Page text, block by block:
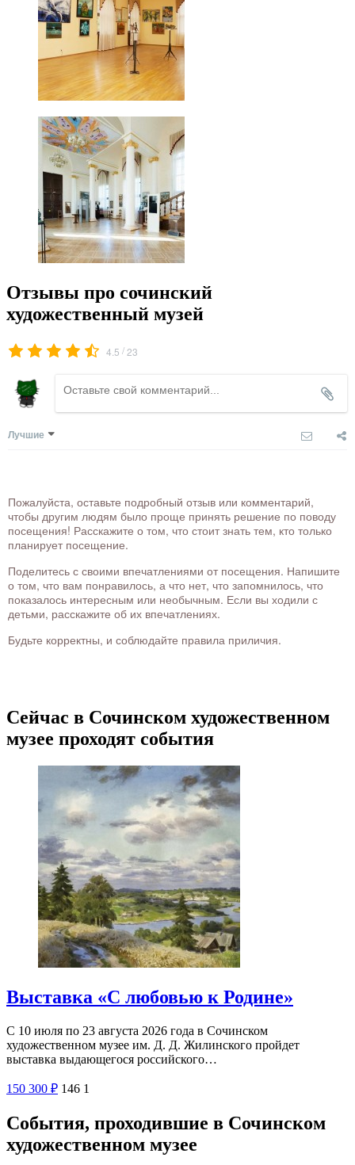
Отзывы про сочинский
художественный музей
4.5 /23
Лучшие
Пожалуйста, оставьте подробный отзыв или комментарий,
чтобы другим людям было проще принять решение по поводу
посещения! Расскажите о том, что стоит знать тем, кто только
планирует посещение.
Поделитесь с своими впечатлениями от посещения. Напишите
о том, что вам понравилось, а что нет, что запомнилось, что
показалось интересным или необычным. Если вы ходили с
детьми, расскажите об их впечатлениях.
Будьте корректны, и соблюдайте правила приличия.
Сейчас в Сочинском художественном
музее проходят события
Выставка «С любовью к Родине»
С 10 июля по 23 августа 2026 года в Сочинском
художественном музее им. Д. Д. Жилинского пройдет
выставка выдающегося российского…
150 300 ₽ 146 1
События, проходившие в Сочинском
художественном музее